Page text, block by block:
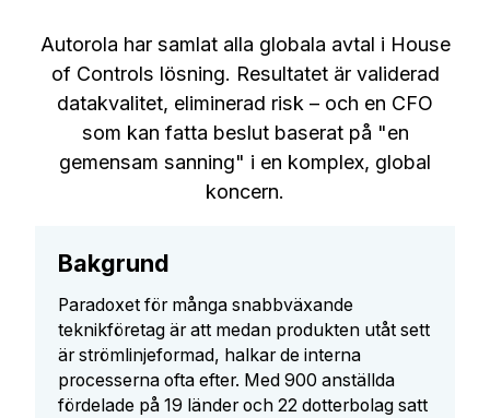
Autorola har samlat alla globala avtal i House
of Controls lösning. Resultatet är validerad
datakvalitet, eliminerad risk – och en CFO
som kan fatta beslut baserat på "en
gemensam sanning" i en komplex, global
koncern.
Bakgrund
Paradoxet för många snabbväxande
teknikföretag är att medan produkten utåt sett
är strömlinjeformad, halkar de interna
processerna ofta efter. Med 900 anställda
fördelade på 19 länder och 22 dotterbolag satt